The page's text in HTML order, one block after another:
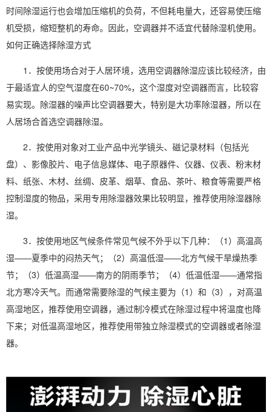
时间除湿运行也会增加压缩机的负荷，不但耗电量大，还容易使压缩
机受损，缩短整机的寿命。因此，空调器并不适宜代替除湿机使用。
如何正确选择除湿方式
1．按使用场合对于人居环境，选用空调器除湿应该比较经济，由
于最适宜人的空气湿度在60~70%，这个湿度对空调器而言，比较容
易实现。除湿器的噪声比空调器要大，特别是大功率除湿器，所以在
人居场合首选空调器除湿。
2．按使用对象对工业产品中光学镜头、磁记录材料（包括光
盘）、影像胶片、电子信息媒体、电子原器件、仪器、仪表、粉末材
料、纸张、木材、丝绸、皮革、烟草、食品、茶叶、粮食等需要严格
控制湿度的物品，采用专用除湿器效果比较明显，推荐使用除湿器除
湿。
3．按使用地区气候条件常见气候不外乎以下几种：（1）高温高
湿——夏季中的闷热天气；（2）高温低湿——北方气候干旱燥热季
节；（3）低温高湿——南方的阴雨季节；（4）低温低湿——通常指
北方寒冷天气。而通常需要除湿的气候主要为（1）和（3），对高温
高湿地区，推荐使用空调器，通过制冷模式在除湿过程中将温度也降
下来；对低温高湿地区，推荐使用带独立除湿模式的空调器或者除湿
器。